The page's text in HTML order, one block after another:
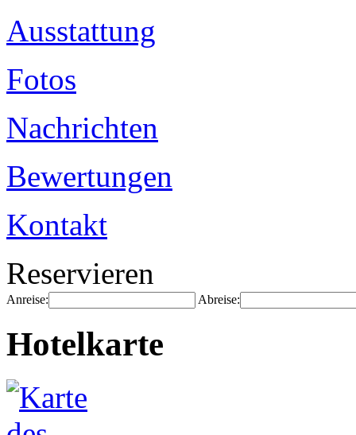
Ausstattung
Fotos
Nachrichten
Bewertungen
Kontakt
Reservieren
Anreise: Abreise:
Hotelkarte